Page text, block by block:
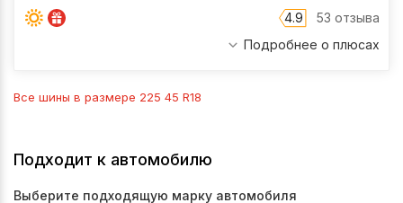
4.9
53 отзыва
Подробнее о плюсах
Все шины в размере 225 45 R18
Подходит к автомобилю
Выберите подходящую марку автомобиля